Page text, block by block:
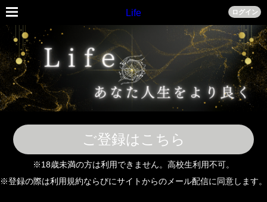
Life ログイン
ご登録はこちら
※18歳未満の方は利用できません。高校生利用不可。
※登録の際は利用規約ならびにサイトからのメール配信に同意します。